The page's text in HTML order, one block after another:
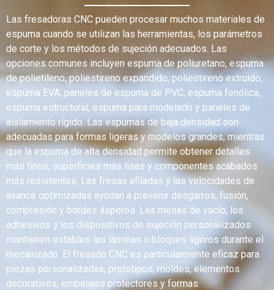
Las fresadoras CNC pueden procesar muchos materiales de
espuma cuando se utilizan las herramientas, los parámetros
de corte y los métodos de sujeción adecuados. Las
opciones comunes incluyen espuma de poliuretano, espuma
de polietileno, poliestireno expandido, poliestireno extruido,
espuma EVA, paneles de espuma de PVC, espuma fenólica,
espuma estructural, espuma para modelado y paneles de
aislamiento rígido. Las espumas de baja densidad son
adecuadas para formas ligeras y modelos grandes, mientras
que la espuma de alta densidad permite obtener detalles
más finos, superficies más lisas y componentes acabados
más resistentes. Las fresas afiladas y las velocidades de
avance optimizadas ayudan a prevenir desgarros, fusión,
compresión y bordes ásperos. Las mesas de vacío, los
adhesivos y los dispositivos de sujeción personalizados
mantienen estables las láminas o bloques ligeros durante el
mecanizado. El fresado CNC es particularmente eficaz para
piezas personalizadas, prototipos, moldes, elementos
decorativos, embalajes protectores y formas